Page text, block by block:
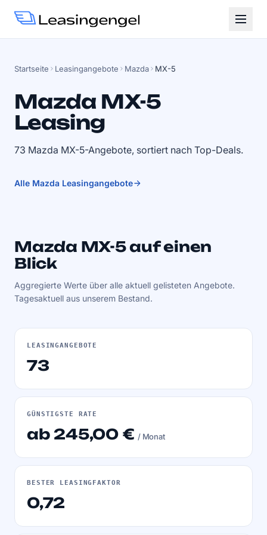
Startseite Leasingangebote Mazda MX-5
Mazda MX-5
Leasing
73 Mazda MX-5-Angebote, sortiert nach Top-Deals.
Alle Mazda Leasingangebote
Mazda MX-5 auf einen
Blick
Aggregierte Werte über alle aktuell gelisteten Angebote.
Tagesaktuell aus unserem Bestand.
LEASINGANGEBOTE
73
GÜNSTIGSTE RATE
ab 245,00 €/ Monat
BESTER LEASINGFAKTOR
0,72